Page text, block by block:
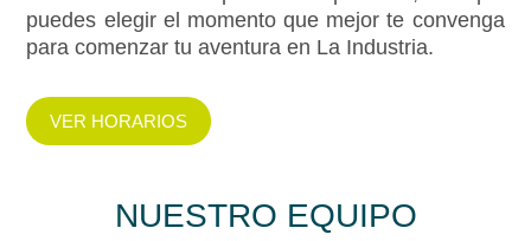
puedes elegir el momento que mejor te convenga
para comenzar tu aventura en La Industria.
VER HORARIOS
NUESTRO EQUIPO